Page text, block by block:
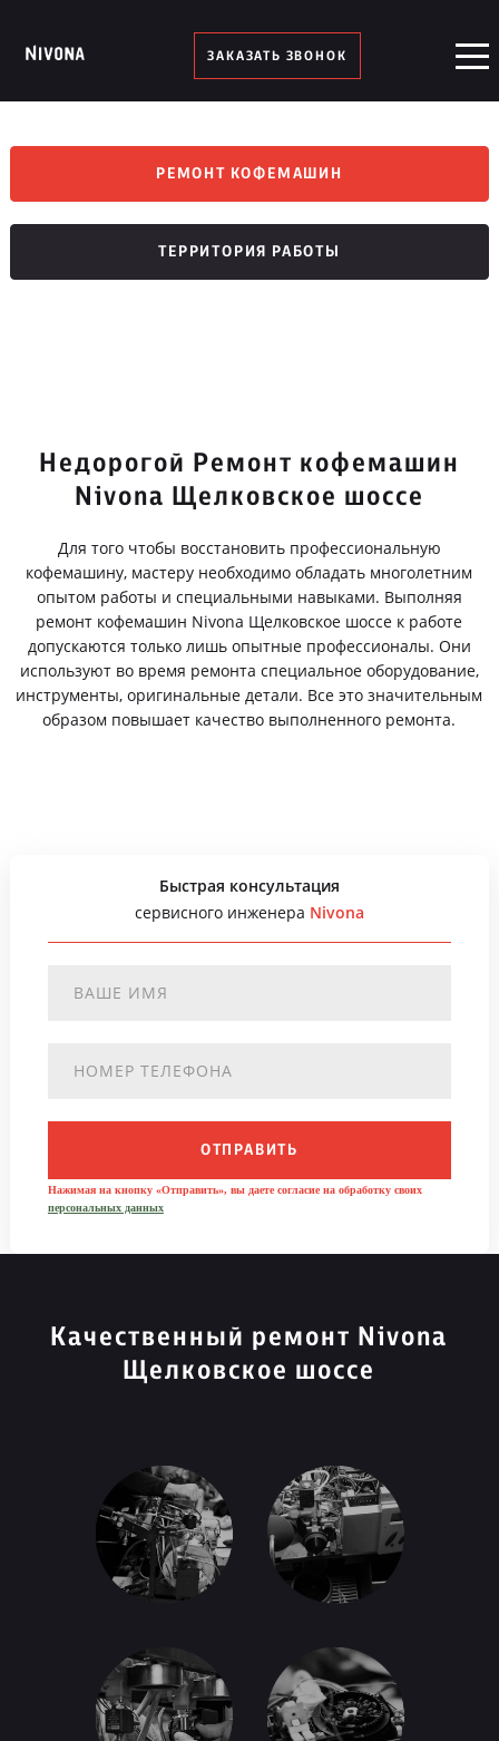
ЗАКАЗАТЬ ЗВОНОК
РЕМОНТ КОФЕМАШИН
ТЕРРИТОРИЯ РАБОТЫ
Недорогой Ремонт кофемашин
Nivona Щелковское шоссе
Для того чтобы восстановить профессиональную
кофемашину, мастеру необходимо обладать многолетним
опытом работы и специальными навыками. Выполняя
ремонт кофемашин Nivona Щелковское шоссе к работе
допускаются только лишь опытные профессионалы. Они
используют во время ремонта специальное оборудование,
инструменты, оригинальные детали. Все это значительным
образом повышает качество выполненного ремонта.
Быстрая консультация
сервисного инженера Nivona
ОТПРАВИТЬ
Нажимая на кнопку «Отправить», вы даете согласие на обработку своих
персональных данных
Качественный ремонт Nivona
Щелковское шоссе